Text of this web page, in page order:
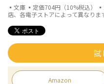
▪文庫 ▪定価704円（10%税込）
店、各電子ストアによって異なりま
試
Amazon